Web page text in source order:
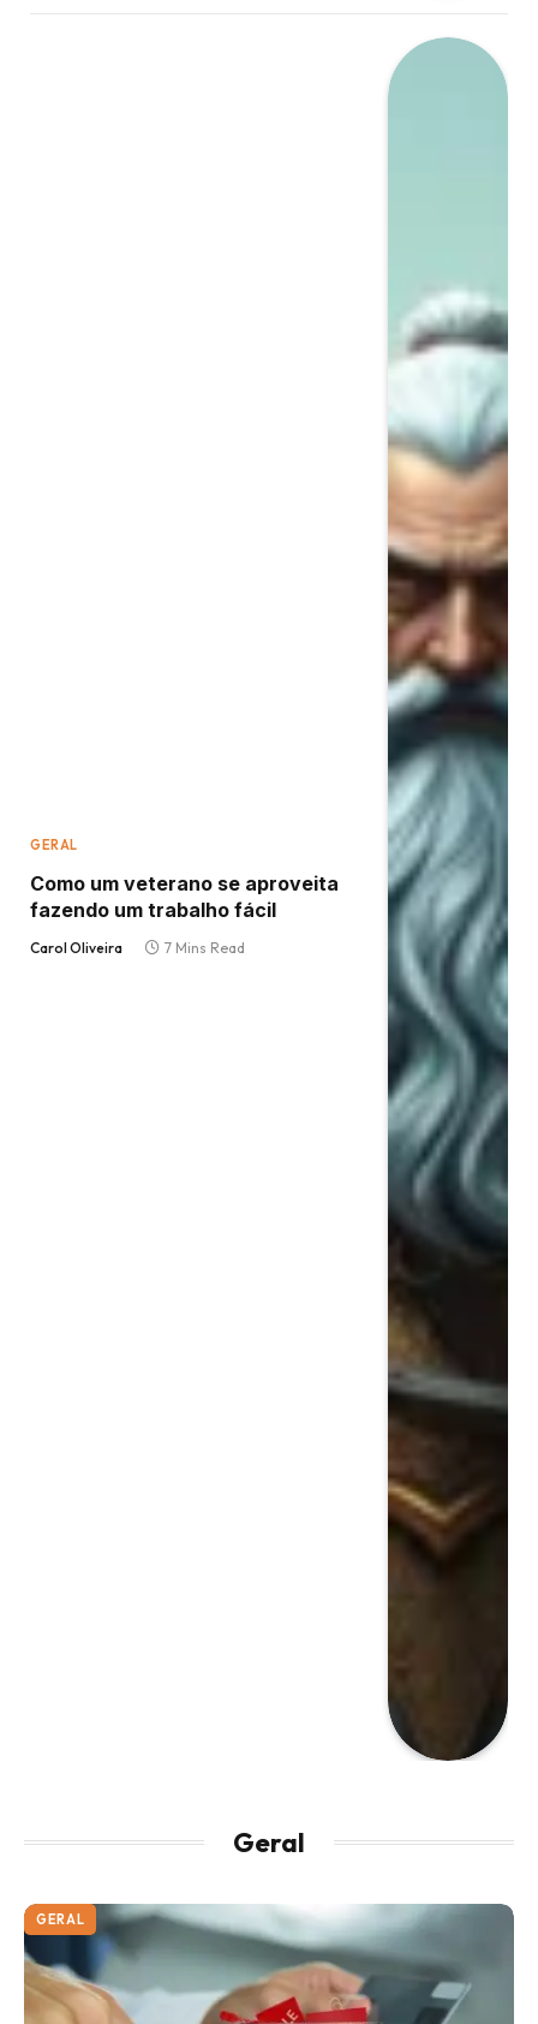
GERAL
Como um veterano se aproveita
fazendo um trabalho fácil
Carol Oliveira 7 Mins Read
Geral
GERAL